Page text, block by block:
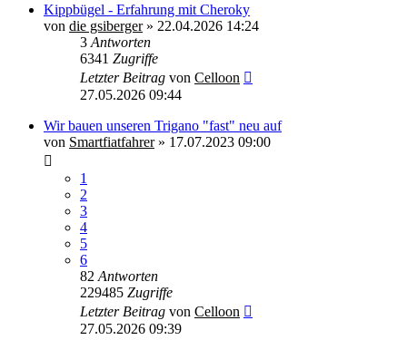
Kippbügel - Erfahrung mit Cheroky
von die gsiberger» 22.04.2026 14:24
3 Antworten
6341 Zugriffe
Letzter Beitrag von Celloon
27.05.2026 09:44
Wir bauen unseren Trigano "fast" neu auf
von Smartfiatfahrer» 17.07.2023 09:00
1
2
3
4
5
6
82 Antworten
229485 Zugriffe
Letzter Beitrag von Celloon
27.05.2026 09:39